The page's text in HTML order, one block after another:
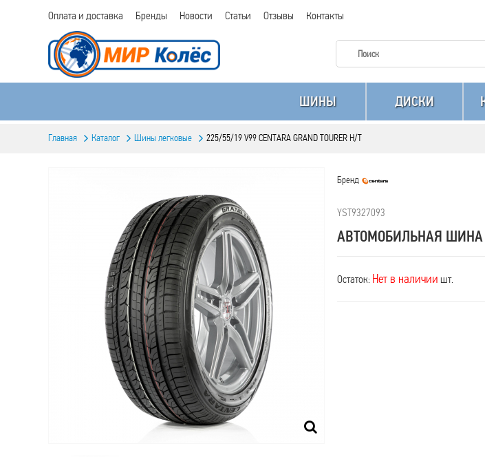
Оплата и доставка Бренды Новости Статьи Отзывы Контакты
ШИНЫ ДИСКИ
Главная Каталог Шины легковые 225/55/19 V99 CENTARA GRAND TOURER H/T
Бренд
YST9327093
АВТОМОБИЛЬНАЯ ШИНА
Остаток: Нет в наличии шт.